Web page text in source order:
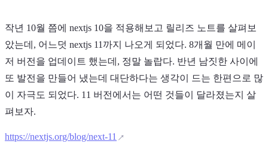
작년 10월 쯤에 nextjs 10을 적용해보고 릴리즈 노트를 살펴보
았는데, 어느덧 nextjs 11까지 나오게 되었다. 8개월 만에 메이
저 버전을 업데이트 했는데, 정말 놀랍다. 반년 남짓한 사이에
또 발전을 만들어 냈는데 대단하다는 생각이 드는 한편으로 많
이 자극도 되었다. 11 버전에서는 어떤 것들이 달라졌는지 살
펴보자.
https://nextjs.org/blog/next-11